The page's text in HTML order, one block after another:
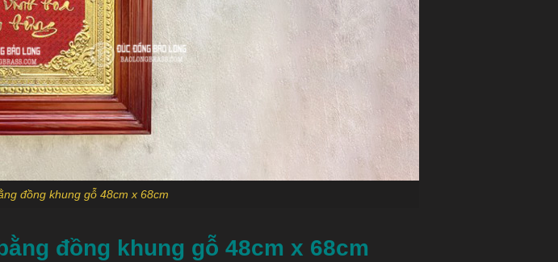
đồng khung gỗ 48cm x 68cm
đồng khung gỗ 48cm x 68cm